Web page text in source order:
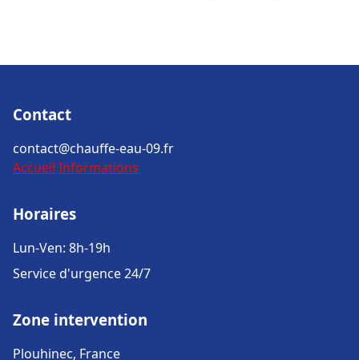
Contact
contact@chauffe-eau-09.fr
Accueil Informations
Horaires
Lun-Ven: 8h-19h
Service d'urgence 24/7
Zone intervention
Plouhinec, France